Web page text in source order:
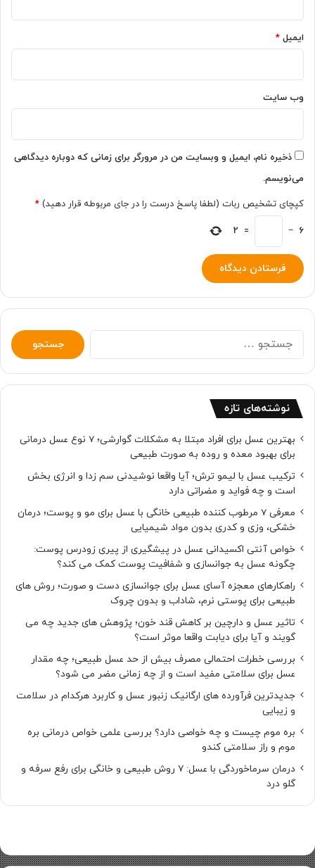
ایمیل *
وب‌ سایت
ذخیره نام، ایمیل و وبسایت من در مرورگر برای زمانی که دوباره دیدگاهی
می‌نویسم.
کپچای تشخیص ربات (لطفا پاسخ درست را در جای مربوطه قرار دهید) *
6
−
=
2
جستجو
برای:
نوشته‌های تازه
بهترین عسل برای افراد مبتلا به مشکلات گوارشی؛ 7 نوع عسل درمانی
برای بهبود معده و روده به صورت طبیعی
ترکیب عسل با لیمو ترش؛ آیا واقعا نوشیدنی سم زدا و انرژی بخش
است و چه فواید و مضراتی دارد
معرفی 7 مرطوب کننده طبیعی خانگی با عسل برای مو و پوست؛ درمان
خشکی، وزی و کدری بدون مواد شیمیایی
خواص آنتی اکسیدانی عسل در پیشگیری از پیری زودرس پوست:
چگونه عسل به جوانسازی و شفافیت پوست کمک می کند؟
راهکارهای معجزه آسای عسل برای جوانسازی دست و صورت؛ روش های
طبیعی برای پوستی نرم، شاداب و بدون چروک
تاثیر عسل و دارچین بر کاهش قند خون؛ پژوهش های جدید چه می
گویند و آیا برای دیابت واقعا موثر است؟
بررسی خطرات احتمالی مصرف بیش از حد عسل طبیعی؛ چه مقدار
عسل برای سلامتی مفید است و از چه زمانی مضر می شود؟
جدیدترین فرآورده های ارگانیک زنبور عسل و کاربرد هرکدام در سلامت
و زیبایی
بره موم چیست و چه خواصی دارد؟ بررسی علمی خواص درمانی بره
موم و راز سلامتی کندو
درمان سرماخوردگی با عسل: ۷ روش طبیعی و خانگی برای رفع سرفه و
گلو درد